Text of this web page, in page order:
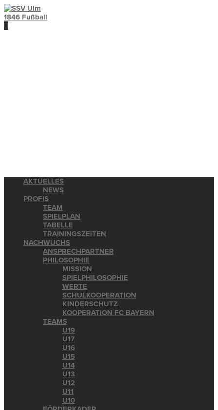
AKTUELLES
NEWS
PROFIS
TEAM
SPIELPLAN
TABELLE
TRAININGSZEITEN
NACHWUCHS
ANSPRECHPARTNER
PHILOSOPHIE
MISSION
SPIELPHILOSOPHIE
WERTE
SCHULKOOPERATION
KINDERSCHUTZ
KOOPERATION FC BAYERN
TEAMS
U19
U17
U16
U15
U14
U13
U12
U11
U10